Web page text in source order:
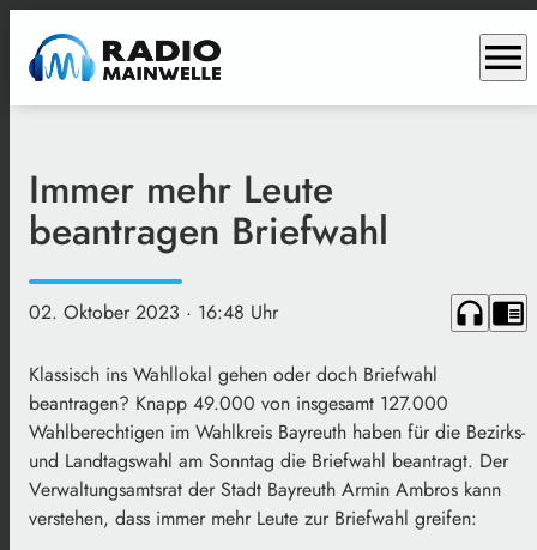
menu
Immer mehr Leute
beantragen Briefwahl
02. Oktober 2023 · 16:48 Uhr headphones chrome_reader_mode
Klassisch ins Wahllokal gehen oder doch Briefwahl
beantragen? Knapp 49.000 von insgesamt 127.000
Wahlberechtigen im Wahlkreis Bayreuth haben für die Bezirks-
und Landtagswahl am Sonntag die Briefwahl beantragt. Der
Verwaltungsamtsrat der Stadt Bayreuth Armin Ambros kann
verstehen, dass immer mehr Leute zur Briefwahl greifen: